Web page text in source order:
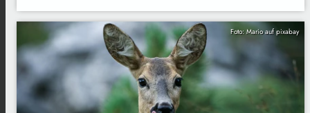
Foto: Mario auf pixabay